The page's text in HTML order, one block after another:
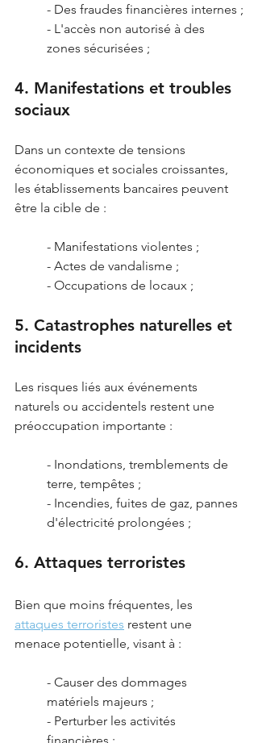
- Des fraudes financières internes ;
- L'accès non autorisé à des
zones sécurisées ;
4. Manifestations et troubles
sociaux
Dans un contexte de tensions
économiques et sociales croissantes,
les établissements bancaires peuvent
être la cible de :
- Manifestations violentes ;
- Actes de vandalisme ;
- Occupations de locaux ;
5. Catastrophes naturelles et
incidents
Les risques liés aux événements
naturels ou accidentels restent une
préoccupation importante :
- Inondations, tremblements de
terre, tempêtes ;
- Incendies, fuites de gaz, pannes
d'électricité prolongées ;
6. Attaques terroristes
Bien que moins fréquentes, les
attaques terroristes restent une
menace potentielle, visant à :
- Causer des dommages
matériels majeurs ;
- Perturber les activités